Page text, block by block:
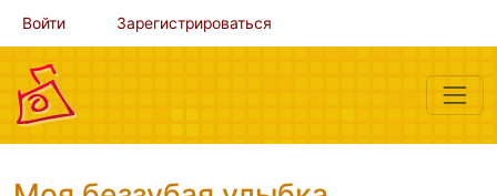
Войти Зарегистрироваться